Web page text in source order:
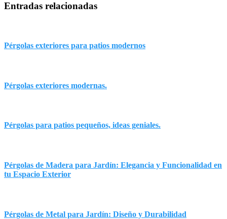
Entradas relacionadas
Pérgolas exteriores para patios modernos
Pérgolas exteriores modernas.
Pérgolas para patios pequeños, ideas geniales.
Pérgolas de Madera para Jardín: Elegancia y Funcionalidad en
tu Espacio Exterior
Pérgolas de Metal para Jardín: Diseño y Durabilidad